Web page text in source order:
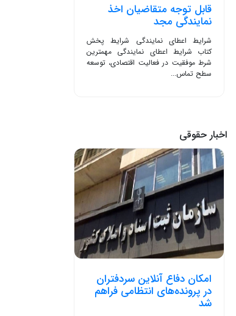
قابل توجه متقاضیان اخذ
نمایندگی مجد
شرایط اعطای نمایندگی شرایط پخش
کتاب شرایط اعطای نمایندگی مهمترین
شرط موفقیت در فعالیت اقتصادی، توسعه
سطح تماس...
اخبار حقوقی
امکان دفاع آنلاین سردفتران
در پرونده‌های انتظامی فراهم
شد